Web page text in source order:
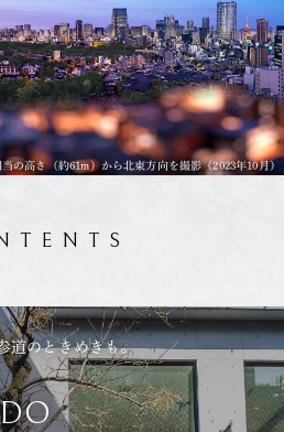
の高さ（約61m）から北東方向を撮影（2023年10月）
道のときめきも。